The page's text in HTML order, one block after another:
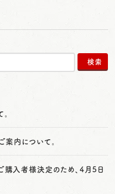
案内について。
入者様決定のため、4月5日